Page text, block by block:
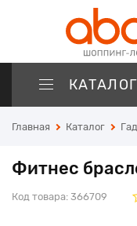
Главная Каталог
Фитнес
Код товара: 366709